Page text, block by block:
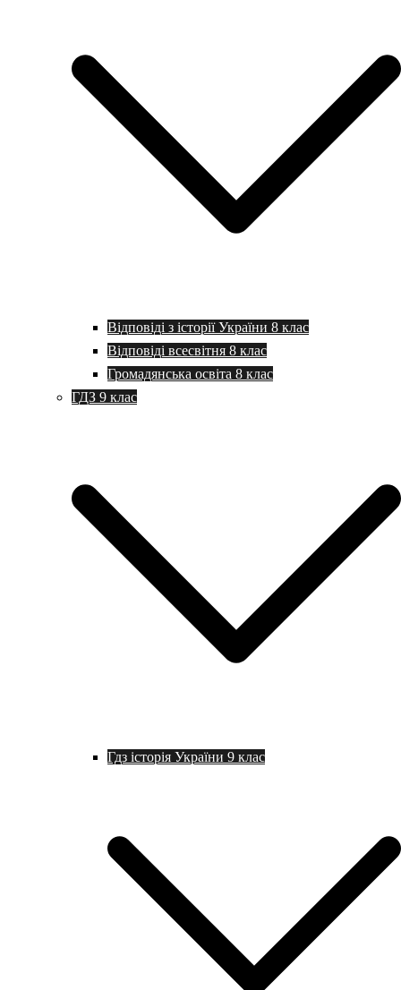
Відповіді з історії України 8 клас
Відповіді всесвітня 8 клас
Громадянська освіта 8 клас
ГДЗ 9 клас
Гдз історія України 9 клас